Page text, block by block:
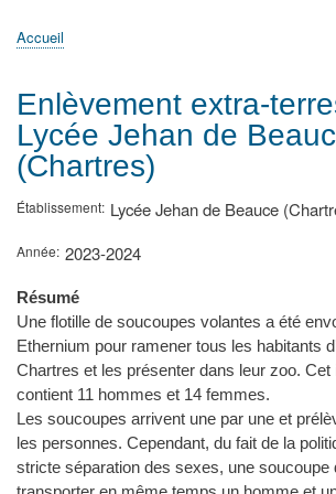
Accueil
ActualitésMATh.en.JEANS ?
Régions et Ateliers
Créer, gérer un atelier
Sujets/Publications
Congrès
d'Ariane
Accueil
Enlèvement extra-
Lycée Jehan de
(Chartres)
Établissement Lycée Jehan de Beauce
Année 2023-2024
Résumé
Une flotille de soucoupes volantes a été
Ethernium pour ramener tous les habitants
Chartres et les présenter dans leur zoo. Cet
contient 11 hommes et 14 femmes.
Les soucoupes arrivent une par une et
les personnes. Cependant, du fait de la
stricte séparation des sexes, une soucoupe